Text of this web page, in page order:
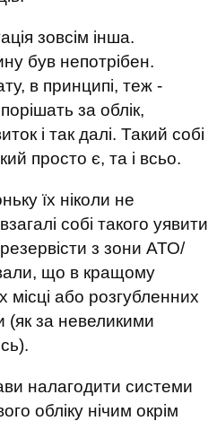
зовсім інша.
був непотрібен.
в принципі, теж -
за облік,
і так далі. Такий собі
просто є, та і всьо.
їх ніколи не
собі такого уявити
з зони АТО/
що в кращому
місці або розгубленних
(як за невеликими
налагодити системи
обліку нічим окрім